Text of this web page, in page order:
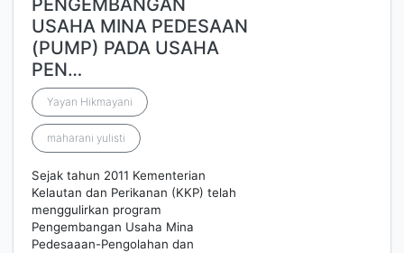
PENGEMBANGAN
USAHA MINA PEDESAAN
(PUMP) PADA USAHA
PEN…
Yayan Hikmayani
maharani yulisti
Sejak tahun 2011 Kementerian
Kelautan dan Perikanan (KKP) telah
menggulirkan program
Pengembangan Usaha Mina
Pedesaaan-Pengolahan dan